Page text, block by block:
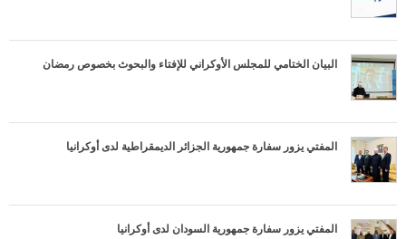
البيان الختامي للمجلس الأوكراني للإفتاء والبحوث بخصوص رمضان
المفتي يزور سفارة جمهورية الجزائر الديمقراطية لدى أوكرانيا
المفتي يزور سفارة جمهورية السودان لدى أوكرانيا